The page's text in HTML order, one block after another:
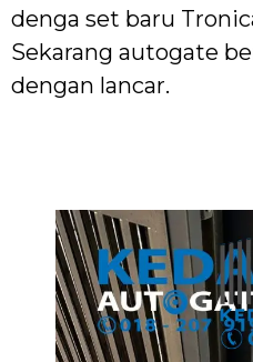
denga set baru
Sekarang autogate
dengan lancar.